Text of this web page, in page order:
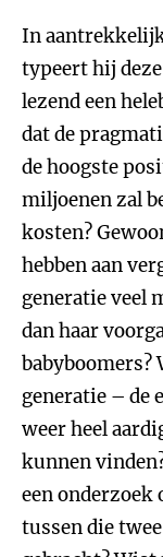
In
typeert hij
lezend een
dat de
de hoogste
miljoenen zal
kosten?
hebben aan
generatie veel
dan haar
babyboomers?
generatie – de
weer heel
kunnen
een onderzoek
tussen die